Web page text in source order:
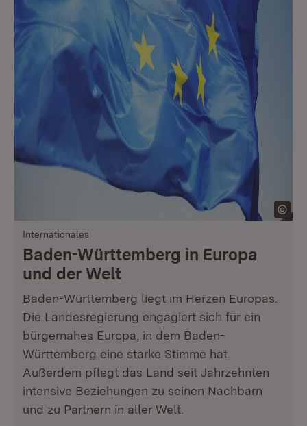
Internationales
Baden-Württemberg in Europa
und der Welt
Baden-Württemberg liegt im Herzen Europas.
Die Landesregierung engagiert sich für ein
bürgernahes Europa, in dem Baden-
Württemberg eine starke Stimme hat.
Außerdem pflegt das Land seit Jahrzehnten
intensive Beziehungen zu seinen Nachbarn
und zu Partnern in aller Welt.